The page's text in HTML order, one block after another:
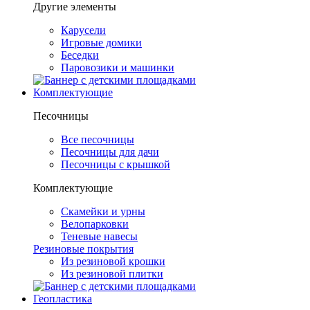
Другие элементы
Карусели
Игровые домики
Беседки
Паровозики и машинки
Комплектующие
Песочницы
Все песочницы
Песочницы для дачи
Песочницы с крышкой
Комплектующие
Скамейки и урны
Велопарковки
Теневые навесы
Резиновые покрытия
Из резиновой крошки
Из резиновой плитки
Геопластика